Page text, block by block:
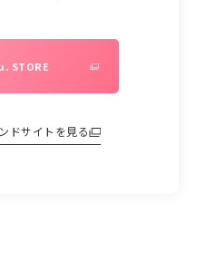
STORE
ドサイトを見る